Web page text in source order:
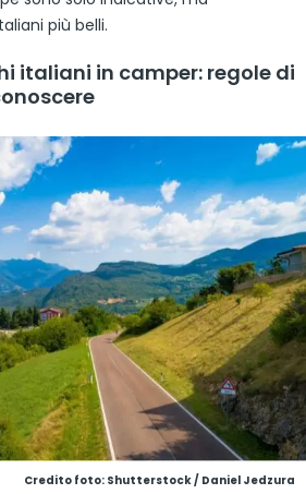
più belli.
italiani in camper: regole di
Credito foto: Shutterstock / Daniel Jedzura